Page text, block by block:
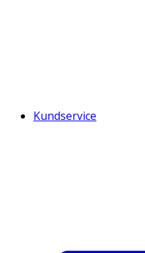
Kundservice